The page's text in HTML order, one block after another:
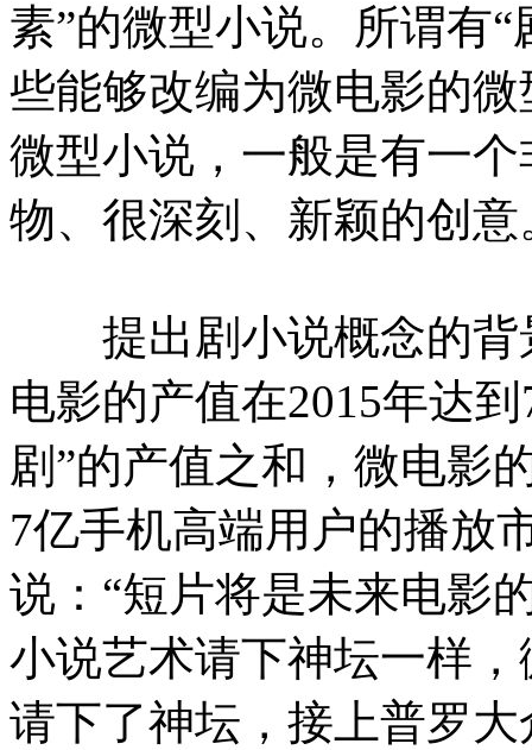
素”的微型小说。所谓有
些能够改编为微电影的
微型小说，一般是有一
物、很深刻、新颖的创意
提出剧小说概念的背
电影的产值在2015年达
剧”的产值之和，微电影
7亿手机高端用户的播放
说：“短片将是未来电影
小说艺术请下神坛一样
请下了神坛，接上普罗